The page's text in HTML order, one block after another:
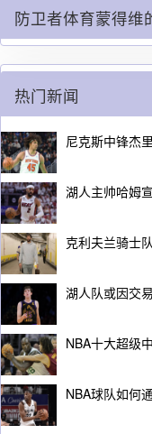
防卫者体育蒙得维
热门新闻
尼克斯中锋杰
湖人主帅哈姆
克利夫兰骑士
湖人队或因交
NBA十大超级
NBA球队如何